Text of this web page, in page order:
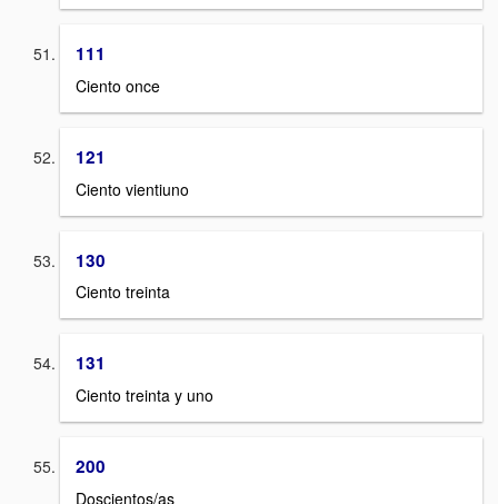
111
Ciento once
121
Ciento vientiuno
130
Ciento treinta
131
Ciento treinta y uno
200
Doscientos/as